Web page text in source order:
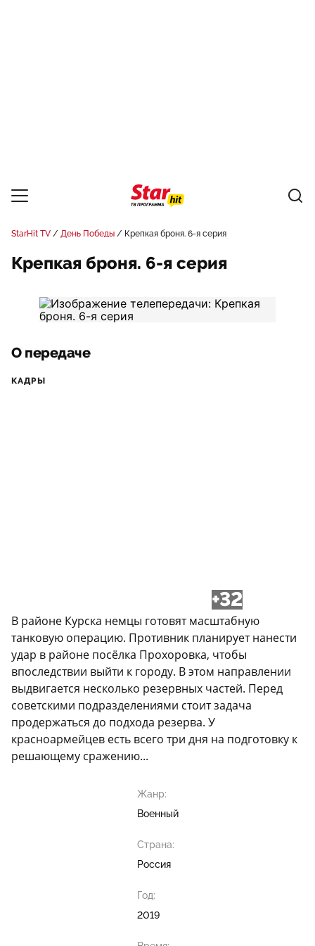
StarHit TV День Победы Крепкая броня. 6-я серия
Крепкая броня. 6-я серия
О передаче
КАДРЫ
+32
В районе Курска немцы готовят масштабную
танковую операцию. Противник планирует нанести
удар в районе посёлка Прохоровка, чтобы
впоследствии выйти к городу. В этом направлении
выдвигается несколько резервных частей. Перед
советскими подразделениями стоит задача
продержаться до подхода резерва. У
красноармейцев есть всего три дня на подготовку к
решающему сражению...
Жанр:
Военный
Страна:
Россия
Год:
2019